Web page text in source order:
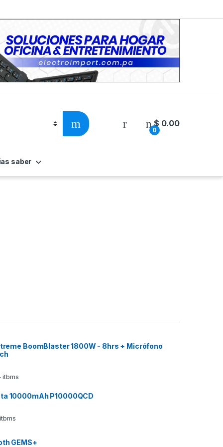
0
$ 0.00
saber
BoomBlaster 1800W - 8hrs + Micrófono
itbms
10000mAh P10000QCD
GEMS+